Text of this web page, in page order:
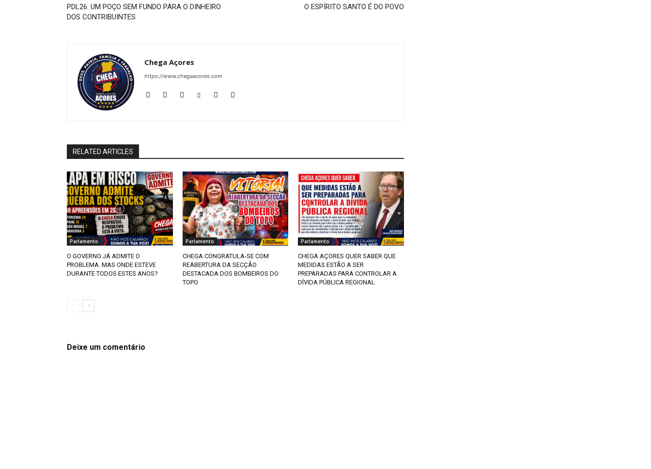
PDL26: UM POÇO SEM FUNDO PARA O DINHEIRO
DOS CONTRIBUINTES
O ESPÍRITO SANTO É DO POVO
Chega Açores
https://www.chegaacores.com
RELATED ARTICLES
Parlamento
O GOVERNO JÁ ADMITE O
PROBLEMA. MAS ONDE ESTEVE
DURANTE TODOS ESTES ANOS?
Parlamento
CHEGA CONGRATULA-SE COM
REABERTURA DA SECÇÃO
DESTACADA DOS BOMBEIROS DO
TOPO
Parlamento
CHEGA AÇORES QUER SABER QUE
MEDIDAS ESTÃO A SER
PREPARADAS PARA CONTROLAR A
DÍVIDA PÚBLICA REGIONAL
Deixe um comentário